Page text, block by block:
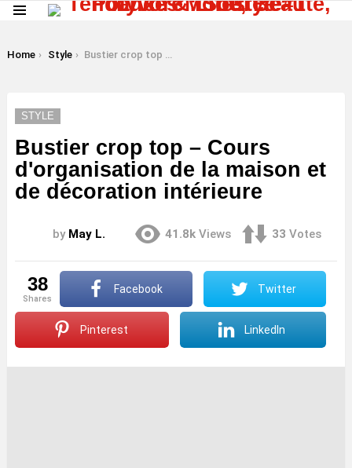
You are here:
Home Style Bustier crop top – Cours d'organisation de la maison et de décoration intérieure
STYLE
Bustier crop top – Cours
d'organisation de la maison et
de décoration intérieure
by May L. 41.8k Views 33 Votes
38
shares
Facebook Twitter
Pinterest LinkedIn